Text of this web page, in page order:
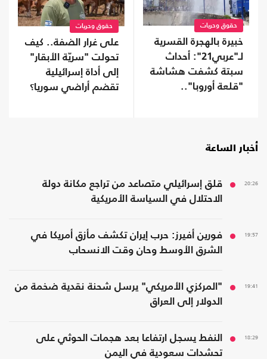
حقوق وحريات
خبيرة بالهجرة القسرية
لـ"عربي21": أحداث
سبتة كشفت هشاشة
"قلعة أوروبا"..
حقوق وحريات
على غرار الضفة.. كيف
تحولت "سريّة الأبقار"
إلى أداة إسرائيلية
تقضم أراضي سوريا؟
أخبار الساعة
20:26
قلق إسرائيلي متصاعد من تراجع مكانة دولة
الاحتلال في السياسة الأمريكية
19:57
فورين أفيرز: حرب إيران تكشف مأزق أمريكا في
الشرق الأوسط وحان وقت الانسحاب
19:41
"المركزي الأمريكي" يرسل شحنة نقدية ضخمة من
الدولار إلى العراق
18:29
النفط يسجل ارتفاعا بعد هجمات الحوثي على
تحشدات سعودية في اليمن